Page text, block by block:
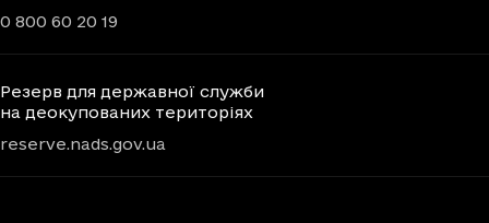
0 800 60 20 19
Резерв для державної служби
на деокупованих територіях
reserve.nads.gov.ua